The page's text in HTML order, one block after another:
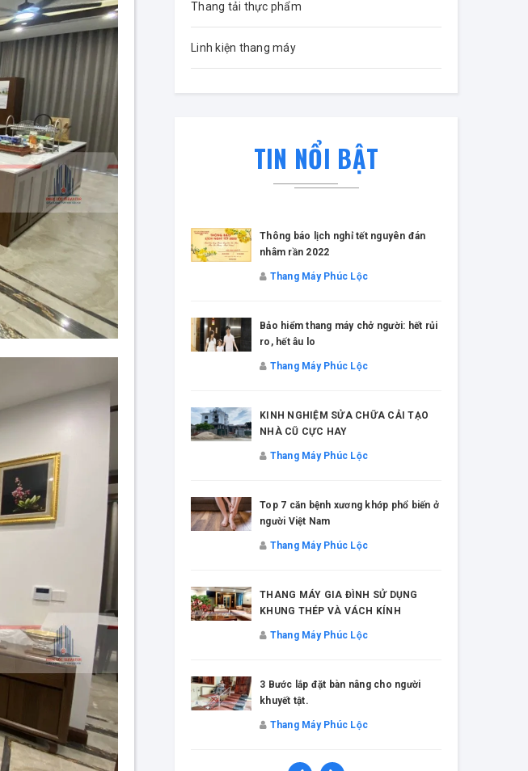
Thang tải thực phẩm
Linh kiện thang máy
TIN NỔI BẬT
Thông báo lịch nghỉ tết nguyên đán
nhâm rần 2022
Thang Máy Phúc Lộc
Bảo hiểm thang máy chở người: hết rủi
ro, hết âu lo
KINH NGHIỆM SỬA CHỮA CẢI TẠO
Top 7 căn bệnh xương khớp phổ biến ở
người Việt Nam
Thang Máy Phúc Lộc
THANG MÁY GIA ĐÌNH SỬ DỤNG
KHUNG THÉP VÀ VÁCH KÍNH
Thang Máy Phúc Lộc
3 Bước lắp đặt bàn nâng cho người
khuyết tật.
Thang Máy Phúc Lộc
Thông báo lịch nghỉ tết âm lịch
nhà mới năm 2020
nhà Mơ Ước.
tốt nhất?
Bao Nhiêu?
của năm 2020